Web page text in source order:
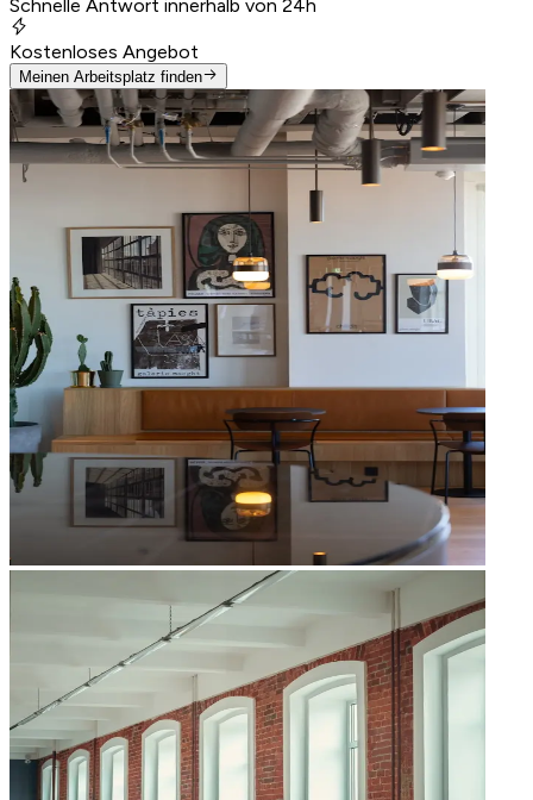
Schnelle Antwort innerhalb von 24h
Kostenloses Angebot
Meinen Arbeitsplatz finden